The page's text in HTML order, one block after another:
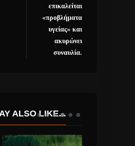
επικαλείται
«προβλήματα
υγείας» και
ακυρώνει
συναυλία.
ALSO LIKE...